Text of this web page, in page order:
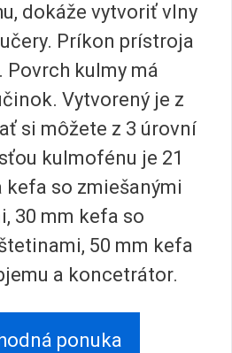
dokáže vytvoriť vlny
Príkon prístroja
Povrch kulmy má
Vytvorený je z
si môžete z 3 úrovní
kulmofénu je 21
kefa so zmiešanými
30 mm kefa so
50 mm kefa
a koncetrátor.
ponuka